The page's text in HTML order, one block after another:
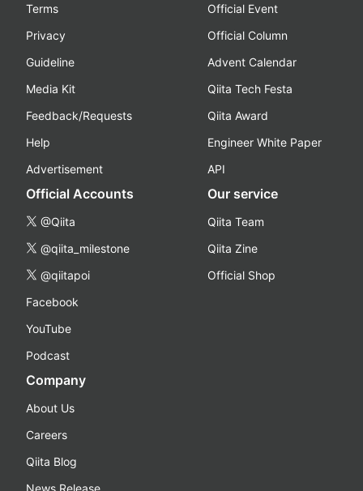
Terms
Privacy
Guideline
Media Kit
Feedback/Requests
Help
Advertisement
Official Event
Official Column
Advent Calendar
Qiita Tech Festa
Qiita Award
Engineer White Paper
API
Official Accounts
@Qiita
@qiita_milestone
@qiitapoi
Facebook
YouTube
Podcast
Our service
Qiita Team
Qiita Zine
Official Shop
Company
About Us
Careers
Qiita Blog
News Release